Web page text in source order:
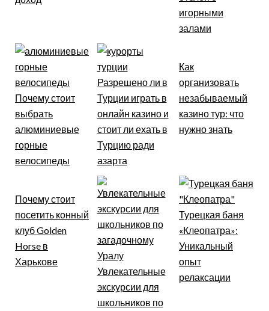
игорными
залами
Почему стоит
выбрать
алюминиевые
горные
велосипеды
Разрешено ли в
Турции играть в
онлайн казино и
стоит ли ехать в
Турцию ради
азарта
Как
организовать
незабываемый
казино тур: что
нужно знать
Почему стоит
посетить конный
клуб Golden
Horse в
Харькове
Увлекательные
экскурсии для
школьников по
Турецкая баня
«Клеопатра»:
Уникальный
опыт
релаксации